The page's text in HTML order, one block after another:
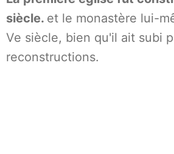
siècle. et le monastère lui-
Ve siècle, bien qu'il ait subi
reconstructions.